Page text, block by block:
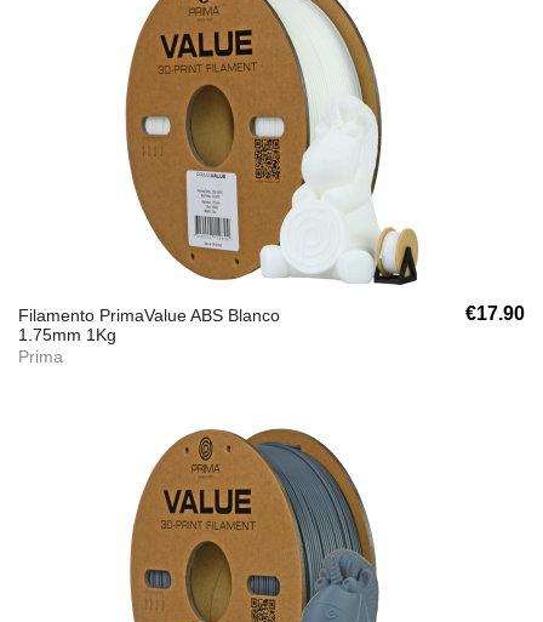
Filamento PrimaValue ABS Blanco
1.75mm 1Kg
Prima
€17.90